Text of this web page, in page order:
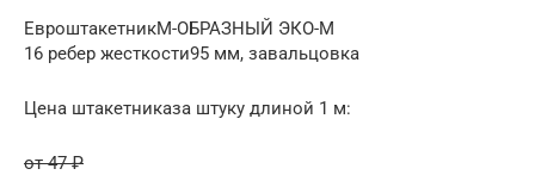
ЕвроштакетникМ-ОБРАЗНЫЙ ЭКО-М
16 ребер жесткости95 мм, завальцовка
Цена штакетниказа штуку длиной 1 м:
от 47 ₽